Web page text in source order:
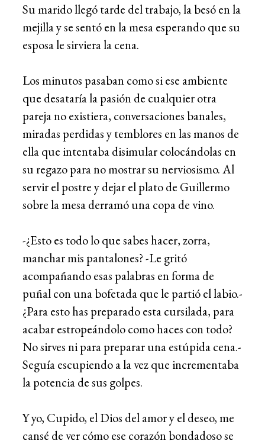
Su marido llegó tarde del trabajo, la besó en la
mejilla y se sentó en la mesa esperando que su
esposa le sirviera la cena.
Los minutos pasaban como si ese ambiente
que desataría la pasión de cualquier otra
pareja no existiera, conversaciones banales,
miradas perdidas y temblores en las manos de
ella que intentaba disimular colocándolas en
su regazo para no mostrar su nerviosismo. Al
servir el postre y dejar el plato de Guillermo
sobre la mesa derramó una copa de vino.
-¿Esto es todo lo que sabes hacer, zorra,
manchar mis pantalones? -Le gritó
acompañando esas palabras en forma de
puñal con una bofetada que le partió el labio.-
¿Para esto has preparado esta cursilada, para
acabar estropeándolo como haces con todo?
No sirves ni para preparar una estúpida cena.-
Seguía escupiendo a la vez que incrementaba
la potencia de sus golpes.
Y yo, Cupido, el Dios del amor y el deseo, me
cansé de ver cómo ese corazón bondadoso se